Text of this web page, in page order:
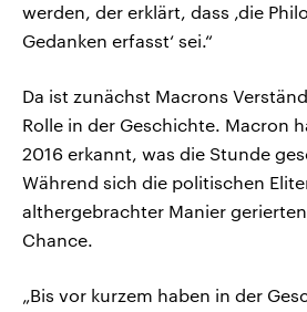
werden, der erklärt, dass ‚die
Gedanken erfasst‘ sei.“
Da ist zunächst Macrons
Rolle in der Geschichte. Macron
2016 erkannt, was die Stunde
Während sich die politischen
althergebrachter Manier
Chance.
„Bis vor kurzem haben in der